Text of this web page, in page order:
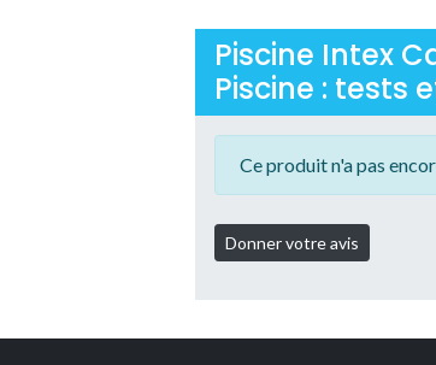
Piscine Intex
Piscine : tests
Ce produit n'a pas